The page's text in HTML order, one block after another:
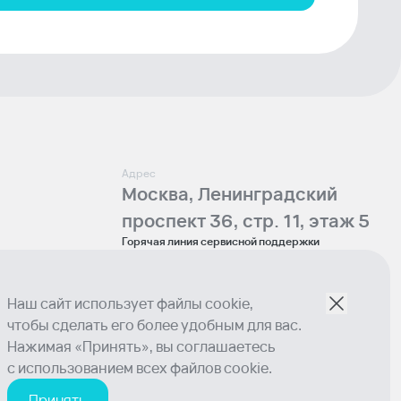
Наш сайт использует файлы cookie,
чтобы сделать его более удобным для вас.
Нажимая «Принять», вы соглашаетесь
с использованием всех файлов cookie.
Адрес
Москва, Ленинградский
проспект 36, стр. 11, этаж 5
Горячая линия сервисной поддержки
+7 (495) 129-00-10
Email
sales@lumion.tech
Социальные сети